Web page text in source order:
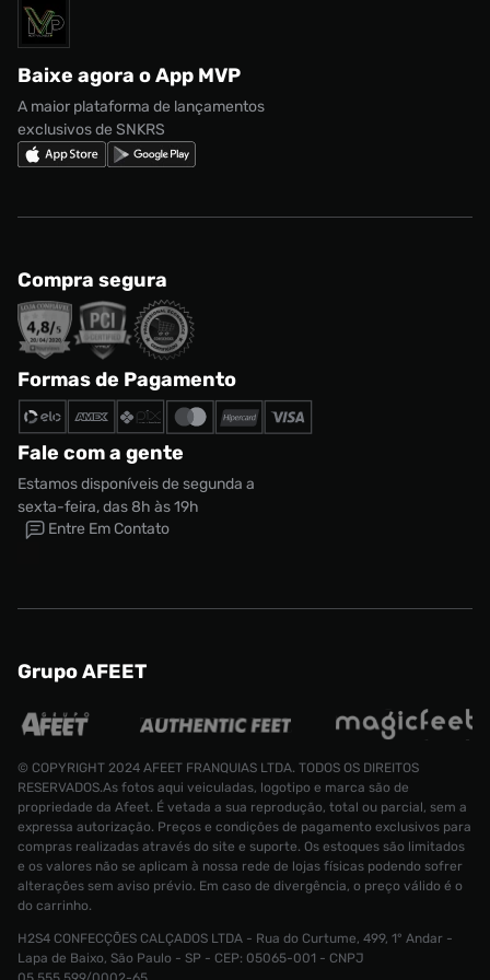
Conjunto Jordan 23 Jersey Infantil
Marcas
adidas Campus
Nike Shox
Política de privacidade
Regulamento CRM/ CASHBACK
Regulamento Cupom
Solicite seus dados
Baixe agora o App MVP
A maior plataforma de lançamentos
exclusivos de SNKRS
Compra segura
Formas de Pagamento
Fale com a gente
Estamos disponíveis de segunda a
sexta-feira, das 8h às 19h
Entre Em Contato
Grupo AFEET
© COPYRIGHT 2024 AFEET FRANQUIAS LTDA. TODOS OS DIREITOS
RESERVADOS.As fotos aqui veiculadas, logotipo e marca são de
propriedade da Afeet. É vetada a sua reprodução, total ou parcial, sem a
expressa autorização. Preços e condições de pagamento exclusivos para
compras realizadas através do site e suporte. Os estoques são limitados
e os valores não se aplicam à nossa rede de lojas físicas podendo sofrer
alterações sem aviso prévio. Em caso de divergência, o preço válido é o
do carrinho.
H2S4 CONFECÇÕES CALÇADOS LTDA - Rua do Curtume, 499, 1° Andar -
Lapa de Baixo, São Paulo - SP - CEP: 05065-001 - CNPJ